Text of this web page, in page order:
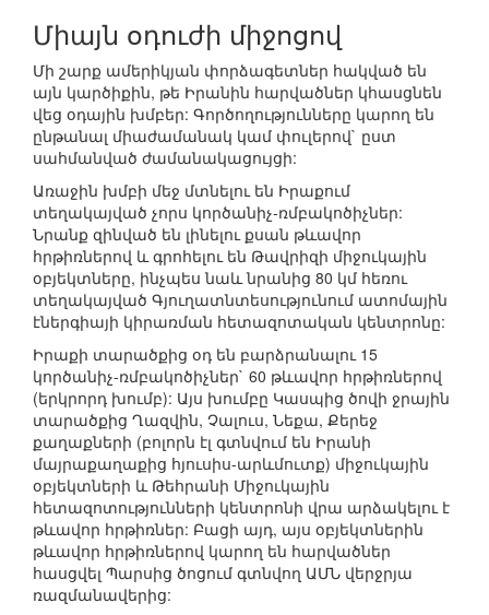
Միայն օդուժի միջոցով
Մի շարք ամերիկյան փորձագետներ հակված են
այն կարծիքին, թե Իրանին հարվածներ կհասցնեն
վեց օդային խմբեր: Գործողությունները կարող են
ընթանալ միաժամանակ կամ փուլերով` ըստ
սահմանված ժամանակացույցի:
Առաջին խմբի մեջ մտնելու են Իրաքում
տեղակայված չորս կործանիչ-ռմբակոծիչներ:
Նրանք զինված են լինելու քսան թևավոր
հրթիռներով և գրոհելու են Թավրիզի միջուկային
օբյեկտները, ինչպես նաև նրանից 80 կմ հեռու
տեղակայված Գյուղատնտեսությունում ատոմային
էներգիայի կիրառման հետազոտական կենտրոնը:
Իրաքի տարածքից օդ են բարձրանալու 15
կործանիչ-ռմբակոծիչներ` 60 թևավոր հրթիռներով
(երկրորդ խումբ): Այս խումբը Կասպից ծովի ջրային
տարածքից Ղազվին, Չալուս, Նեքա, Քերեջ
քաղաքների (բոլորն էլ գտնվում են Իրանի
մայրաքաղաքից հյուսիս-արևմուտք) միջուկային
օբյեկտների և Թեհրանի Միջուկային
հետազոտությունների կենտրոնի վրա արձակելու է
թևավոր հրթիռներ: Բացի այդ, այս օբյեկտներին
թևավոր հրթիռներով կարող են հարվածներ
հասցվել Պարսից ծոցում գտնվող ԱՄՆ վերջրյա
ռազմանավերից: